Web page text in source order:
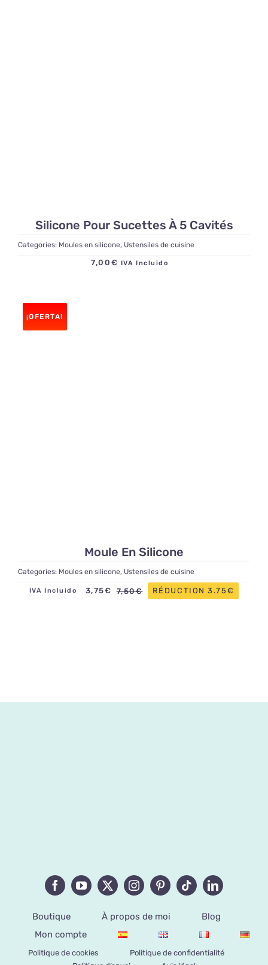
Silicone Pour Sucettes À 5 Cavités
Categories: Moules en silicone, Ustensiles de cuisine
7,00 € IVA Incluido
¡OFERTA!
Moule En Silicone
Categories: Moules en silicone, Ustensiles de cuisine
7,50€
Le
3,75€
Le
IVA Incluido RÉDUCTION 3.75€
Boutique À propos de moi
Blog
Mon compte
Politique de cookies
Politique de confidentialité